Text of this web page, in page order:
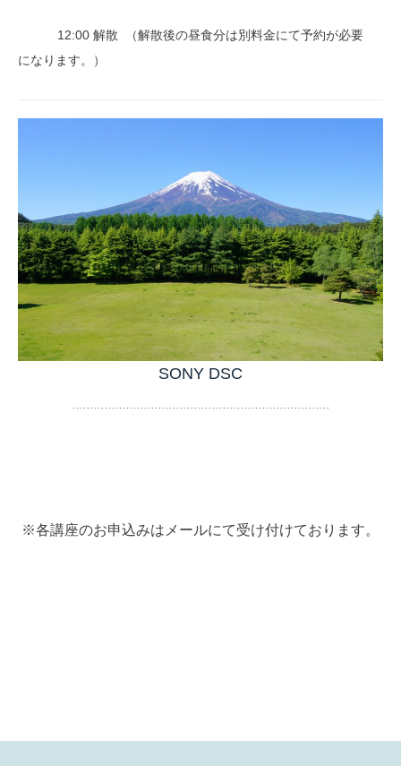
12:00 解散 （解散後の昼食分は別料金にて予約が必要
になります。）
SONY DSC
※各講座のお申込みはメールにて受け付けております。